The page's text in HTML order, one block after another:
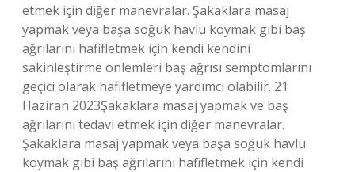
etmek için diğer manevralar. Şakaklara masaj
yapmak veya başa soğuk havlu koymak gibi baş
ağrılarını hafifletmek için kendi kendini
sakinleştirme önlemleri baş ağrısı semptomlarını
geçici olarak hafifletmeye yardımcı olabilir. 21
Haziran 2023Şakaklara masaj yapmak ve baş
ağrılarını tedavi etmek için diğer manevralar.
Şakaklara masaj yapmak veya başa soğuk havlu
koymak gibi baş ağrılarını hafifletmek için kendi